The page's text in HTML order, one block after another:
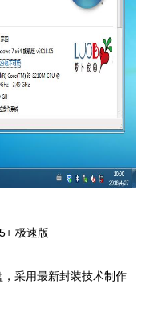
极速版
采用最新封装技术制作